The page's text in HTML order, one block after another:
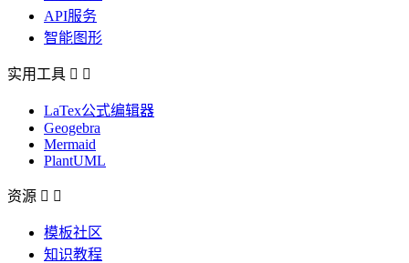
API服务
智能图形
实用工具  
LaTex公式编辑器
Geogebra
Mermaid
PlantUML
资源  
模板社区
知识教程